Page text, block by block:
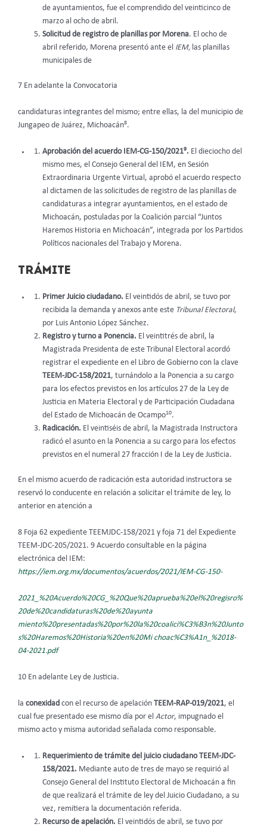
de ayuntamientos, fue el comprendido del veinticinco de
marzo al ocho de abril.
Solicitud de registro de planillas por Morena. El ocho de
abril referido, Morena presentó ante el IEM, las planillas
municipales de
7 En adelante la Convocatoria
candidaturas integrantes del mismo; entre ellas, la del municipio de
Jungapeo de Juárez, Michoacán8.
Aprobación del acuerdo IEM-CG-150/20219. El dieciocho del
mismo mes, el Consejo General del IEM, en Sesión
Extraordinaria Urgente Virtual, aprobó el acuerdo respecto
al dictamen de las solicitudes de registro de las planillas de
candidaturas a integrar ayuntamientos, en el estado de
Michoacán, postuladas por la Coalición parcial “Juntos
Haremos Historia en Michoacán”, integrada por los Partidos
Políticos nacionales del Trabajo y Morena.
TRÁMITE
Primer Juicio ciudadano. El veintidós de abril, se tuvo por
recibida la demanda y anexos ante este Tribunal Electoral,
por Luis Antonio López Sánchez.
Registro y turno a Ponencia. El veintitrés de abril, la
Magistrada Presidenta de este Tribunal Electoral acordó
registrar el expediente en el Libro de Gobierno con la clave
TEEM-JDC-158/2021, turnándolo a la Ponencia a su cargo
para los efectos previstos en los artículos 27 de la Ley de
Justicia en Materia Electoral y de Participación Ciudadana
del Estado de Michoacán de Ocampo10.
Radicación. El veintiséis de abril, la Magistrada Instructora
radicó el asunto en la Ponencia a su cargo para los efectos
previstos en el numeral 27 fracción I de la Ley de Justicia.
En el mismo acuerdo de radicación esta autoridad instructora se
reservó lo conducente en relación a solicitar el trámite de ley, lo
anterior en atención a
8 Foja 62 expediente TEEMJDC-158/2021 y foja 71 del Expediente
TEEM-JDC-205/2021. 9 Acuerdo consultable en la página
electrónica del IEM:
https://iem.org.mx/documentos/acuerdos/2021/IEM-CG-150-
2021_%20Acuerdo%20CG_%20Que%20aprueba%20el%20regisro%
20de%20candidaturas%20de%20ayunta
miento%20presentadas%20por%20la%20coalici%C3%B3n%20Junto
s%20Haremos%20Historia%20en%20Mi choac%C3%A1n_%2018-
04-2021.pdf
10 En adelante Ley de Justicia.
la conexidad con el recurso de apelación TEEM-RAP-019/2021, el
cual fue presentado ese mismo día por el Actor, impugnado el
mismo acto y misma autoridad señalada como responsable.
Requerimiento de trámite del juicio ciudadano TEEM-JDC-
158/2021. Mediante auto de tres de mayo se requirió al
Consejo General del Instituto Electoral de Michoacán a fin
de que realizará el trámite de ley del Juicio Ciudadano, a su
vez, remitiera la documentación referida.
Recurso de apelación. El veintidós de abril, se tuvo por